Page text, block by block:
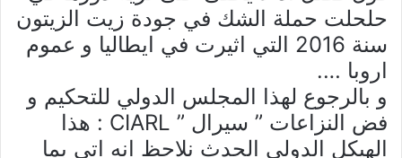
حلحلت حملة الشك في جودة زيت الزيتون
سنة 2016 التي اثيرت في ايطاليا و عموم
اروبا ….
و بالرجوع لهذا المجلس الدولي للتحكيم و
فض النزاعات ” سيرال ” CIARL : هذا
الهيكل الدولي الحدث نلاحظ انه اتي بما